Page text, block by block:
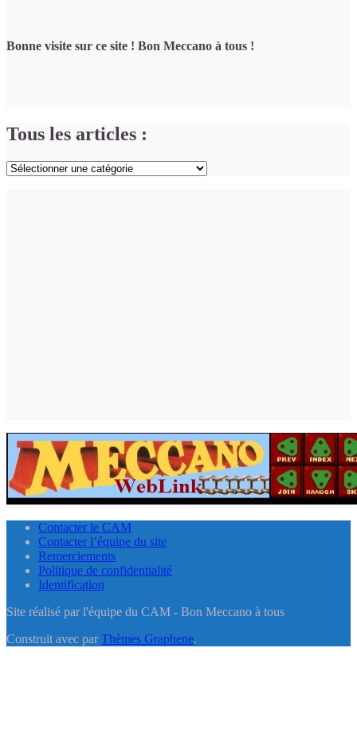
Bonne visite sur ce site ! Bon Meccano à tous !
Tous les articles :
Tous
Contacter le CAM
Contacter l’équipe du site
Remerciements
Politique de confidentialité
Identification
Site réalisé par l'équipe du CAM - Bon Meccano à tous
Construit avec parThèmes Graphene.